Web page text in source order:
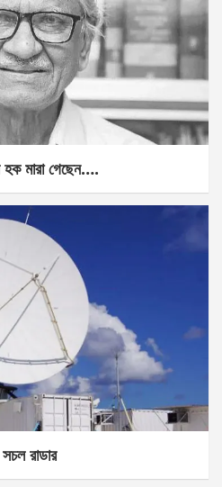
মারা গেছেন….
রাডার